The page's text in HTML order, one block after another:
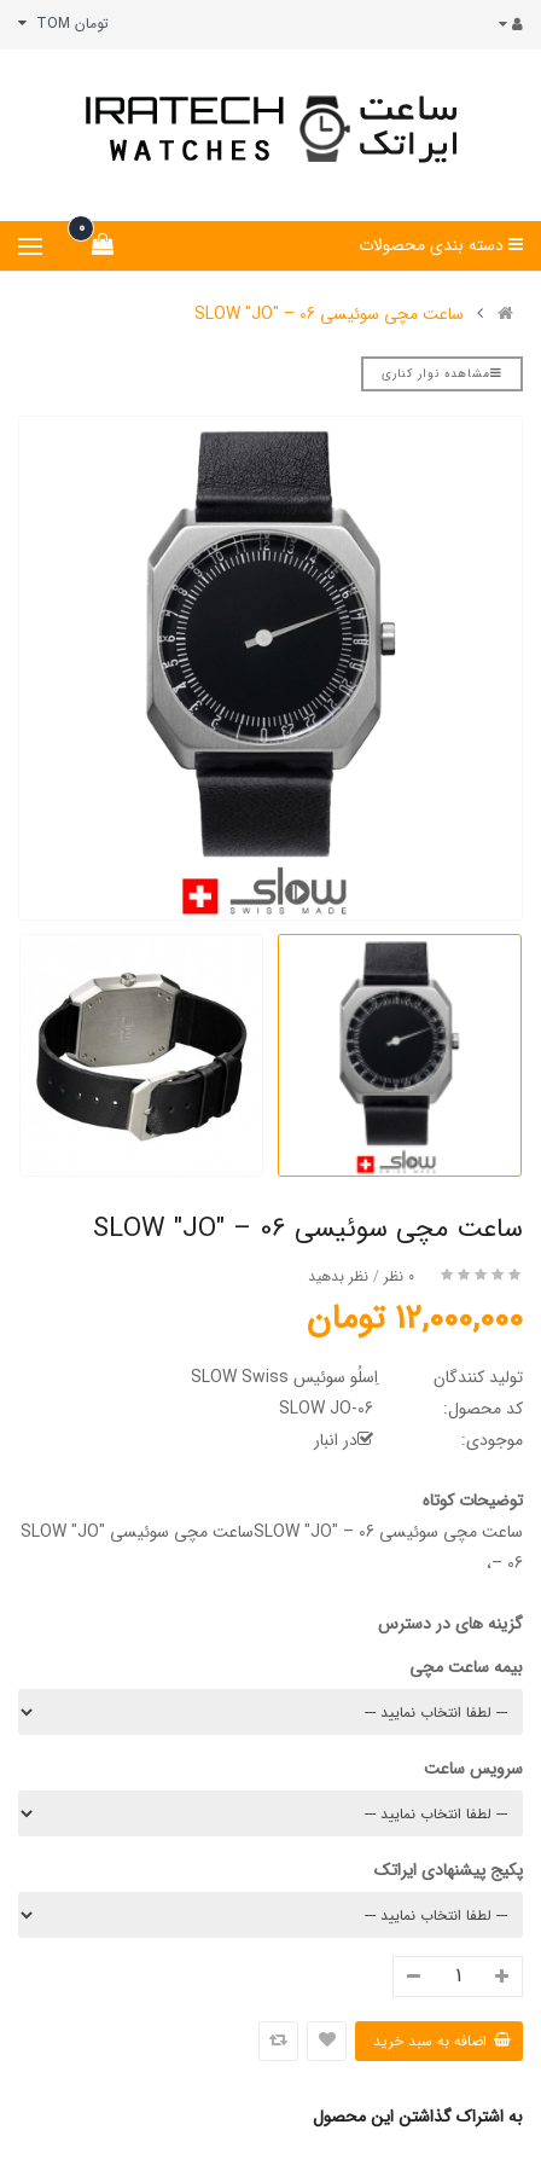
تومان TOM
0
دسته بندی محصولات
ساعت مچی سوئیسی SLOW "JO" – 06
مشاهده نوار کناری
ساعت مچی سوئیسی SLOW "JO" – 06
0 نظر / نظر بدهید
12,000,000 تومان
تولید کنندگان
اِسلُو سوئیس SLOW Swiss
کد محصول:
موجودی:
در انبار
توضیحات کوتاه
ساعت مچی سوئیسی SLOW "JO" – 06ساعت مچی سوئیسی SLOW "JO"
– 06،
گزینه های در دسترس
بیمه ساعت مچی
سرویس ساعت
پکیج پیشنهادی ایراتک
به اشتراک گذاشتن این محصول